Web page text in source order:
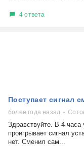
4 ответа
Поступает сигнал
более года назад
Здравствуйте. В 4 часа
проигрывает сигнал
нет. Сменил сам...